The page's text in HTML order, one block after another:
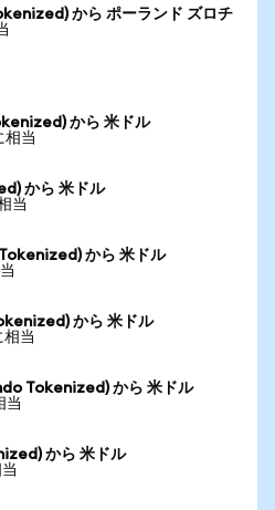
から ポーランド ズロチ
から 米ドル
相当
から 米ドル
当
から 米ドル
から 米ドル
相当
Tokenized) から 米ドル
当
から 米ドル